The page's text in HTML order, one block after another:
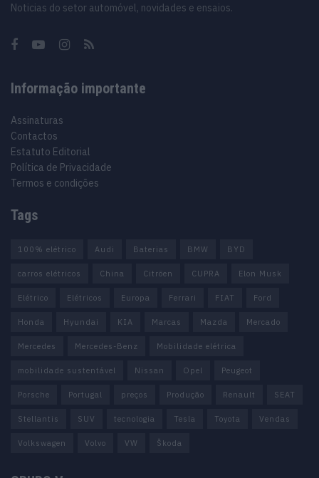
Noticias do setor automóvel, novidades e ensaios.
Informação importante
Assinaturas
Contactos
Estatuto Editorial
Política de Privacidade
Termos e condições
Tags
100% elétrico Audi Baterias BMW BYD
carros elétricos China Citröen CUPRA Elon Musk
Elétrico Elétricos Europa Ferrari FIAT Ford
Honda Hyundai KIA Marcas Mazda Mercado
Mercedes Mercedes-Benz Mobilidade elétrica
mobilidade sustentável Nissan Opel Peugeot
Porsche Portugal preços Produção Renault SEAT
Stellantis SUV tecnologia Tesla Toyota Vendas
Volkswagen Volvo VW Škoda